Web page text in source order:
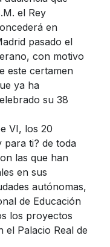
el Rey
en
pasado el
con motivo
este certamen
ya ha
su 38
VI, los 20
para ti? de toda
las que han
en sus
autónomas,
de Educación
los proyectos
el Palacio Real de